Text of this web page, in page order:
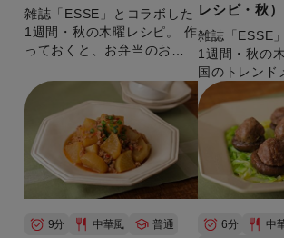
雑誌「ESSE」とコラボした
1週間・秋の木曜レシピ。 作
っておくと、お弁当のおか
時間：５分】
レシピ・秋）
雑誌「ESSE
1週間・秋の
国のトレンド
菜もたっぷり
す。 【準
9分 中華風 普通 6分
中